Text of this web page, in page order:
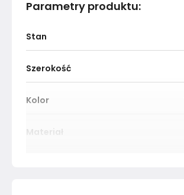
Parametry produktu:
Stan
Szerokość
Kolor
Materiał